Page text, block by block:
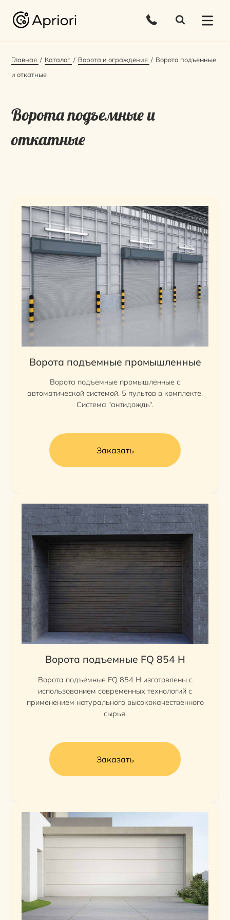
Главная Каталог Ворота и ограждения
Ворота подъемные
и откатные
Ворота подъемные и
откатные
Ворота подъемные промышленные
Ворота подъемные промышленные с
автоматической системой. 5 пультов в комплекте.
Система "антидождь".
Заказать
Ворота подъемные FQ 854 H
Ворота подъемные FQ 854 H изготовлены с
использованием современных технологий с
применением натурального высококачественного
сырья.
Заказать